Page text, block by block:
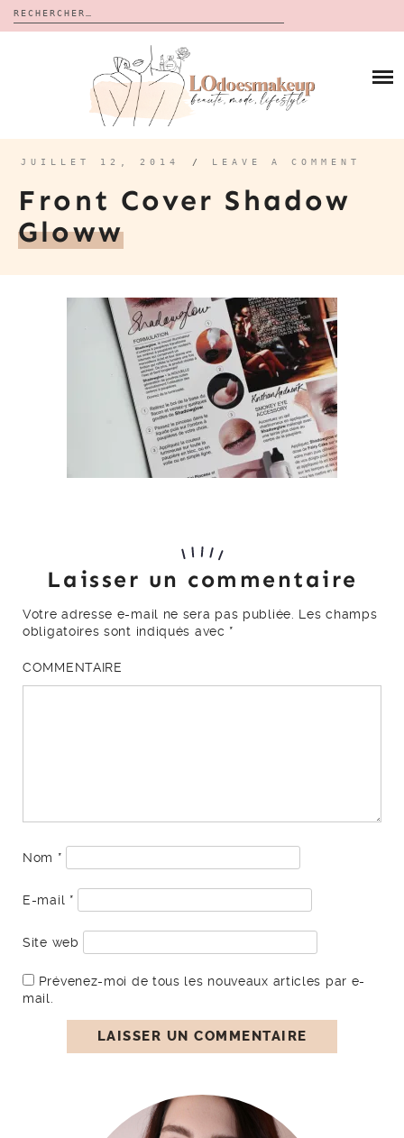
Rechercher :
CALENDRIERS DE L’AVENT
BON PLAN
À PROPOS
CONTACT
JUILLET 12, 2014 / LEAVE A COMMENT
Front Cover Shadow
Gloww
Laisser un commentaire
Votre adresse e-mail ne sera pas publiée.
Les champs
obligatoires sont indiqués avec *
COMMENTAIRE
Nom *
E-mail *
Site web
Prévenez-moi de tous les nouveaux articles par e-
mail.